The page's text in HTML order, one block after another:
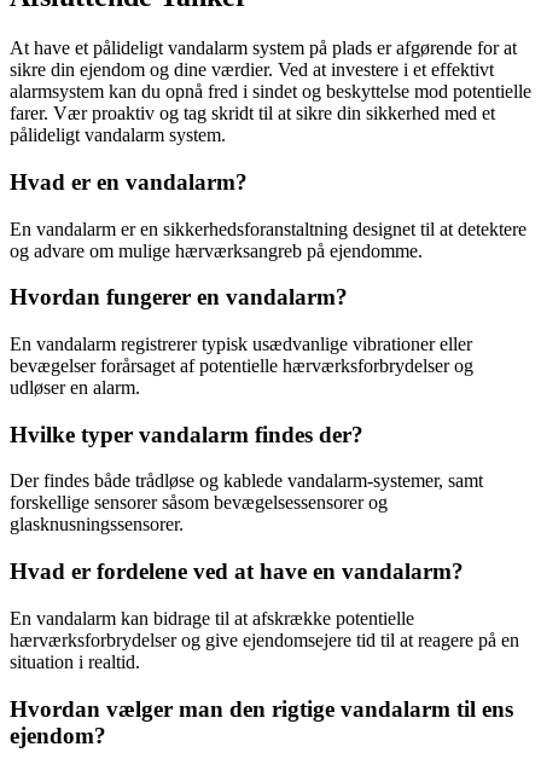
At have et pålideligt vandalarm system på plads er afgørende for at
sikre din ejendom og dine værdier. Ved at investere i et effektivt
alarmsystem kan du opnå fred i sindet og beskyttelse mod potentielle
farer. Vær proaktiv og tag skridt til at sikre din sikkerhed med et
pålideligt vandalarm system.
Hvad er en vandalarm?
En vandalarm er en sikkerhedsforanstaltning designet til at detektere
og advare om mulige hærværksangreb på ejendomme.
Hvordan fungerer en vandalarm?
En vandalarm registrerer typisk usædvanlige vibrationer eller
bevægelser forårsaget af potentielle hærværksforbrydelser og
udløser en alarm.
Hvilke typer vandalarm findes der?
Der findes både trådløse og kablede vandalarm-systemer, samt
forskellige sensorer såsom bevægelsessensorer og
glasknusningssensorer.
Hvad er fordelene ved at have en vandalarm?
En vandalarm kan bidrage til at afskrække potentielle
hærværksforbrydelser og give ejendomsejere tid til at reagere på en
situation i realtid.
Hvordan vælger man den rigtige vandalarm til ens
ejendom?